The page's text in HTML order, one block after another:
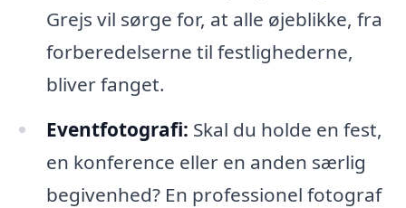
Grejs vil sørge for, at alle øjeblikke, fra
forberedelserne til festlighederne,
bliver fanget.
Eventfotografi: Skal du holde en fest,
en konference eller en anden særlig
begivenhed? En professionel fotograf